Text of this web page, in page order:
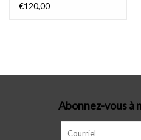
€120,00
Abonnez-vous